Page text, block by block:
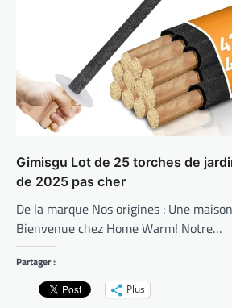
Gimisgu Lot de 25 torches de
de 2025 pas cher
De la marque Nos origines : Une
Bienvenue chez Home Warm! Notre…
Partager :
Plus